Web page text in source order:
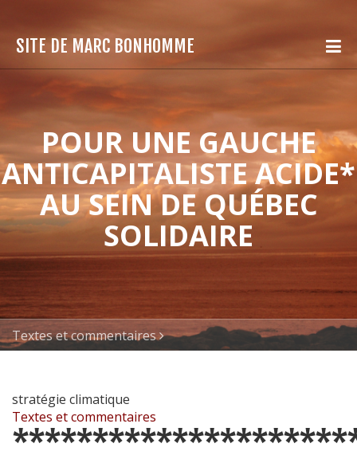
SITE DE MARC BONHOMME
POUR UNE GAUCHE
ANTICAPITALISTE ACIDE*
AU SEIN DE QUÉBEC
SOLIDAIRE
Textes et commentaires
stratégie climatique
Textes et commentaires